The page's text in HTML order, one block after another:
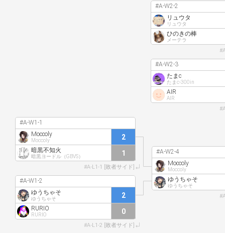
#A-W1-1
Moccoly
Moccoly 2
暗黒不知火
暗黒ヨードル（GBVS） 1
#A-L1-1 [敗者サイド]
#A-W1-2
ゆうちゃそ
ゆうちゃそ 2
RURIO
RURIO 0
#A-L1-2 [敗者サイド]
#A-W2-2
リュウタ
リュウタ
ひのきの棒
メーテラ
#A-W2-3
たまc
たまc-300in
AIR
AIR
#A-W2-4
Moccoly
Moccoly
ゆうちゃそ
ゆうちゃそ